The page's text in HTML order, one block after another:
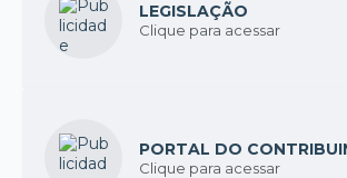
LEGISLAÇÃO
Clique para acessar
PORTAL DO
Clique para acessar